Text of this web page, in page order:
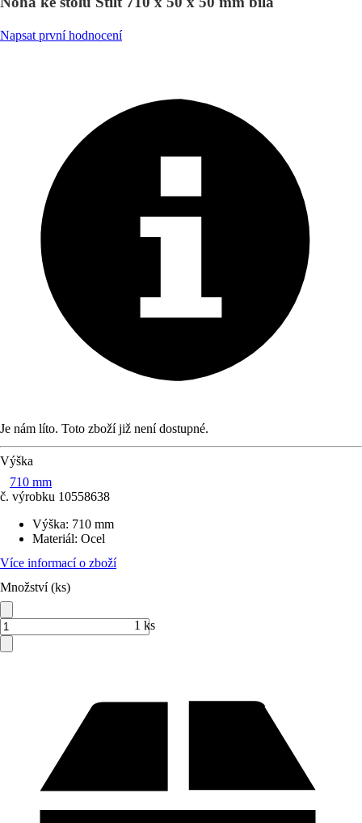
Napsat první hodnocení
Je nám líto. Toto zboží již není dostupné.
Výška
710 mm
č. výrobku 10558638
Výška: 710 mm
Materiál: Ocel
Více informací o zboží
Množství (ks)
1 ks